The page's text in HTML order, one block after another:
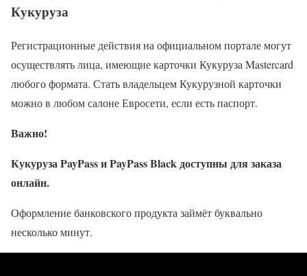
Кукуруза
Регистрационные действия на официальном портале могут
осуществлять лица, имеющие карточки Кукуруза Mastercard
любого формата. Стать владельцем Кукурузной карточки
можно в любом салоне Евросети, если есть паспорт.
Важно!
Кукуруза PayPass и PayPass Black доступны для заказа
онлайн.
Оформление банковского продукта займёт буквально
несколько минут.